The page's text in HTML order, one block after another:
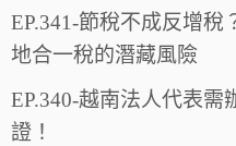
EP.341-節稅不成反增
地合一稅的潛藏風險
EP.340-越南法人代表
證！